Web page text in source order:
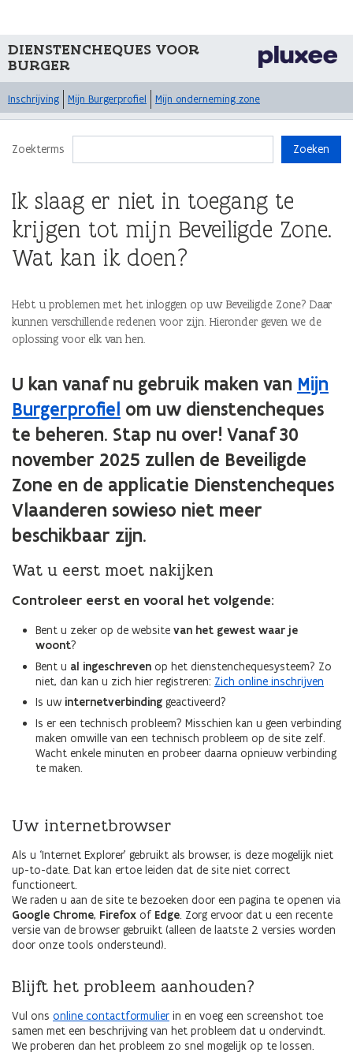
DIENSTENCHEQUES VOOR
BURGER
Inschrijving Mijn Burgerprofiel Mijn onderneming zone
Zoekterms Zoeken
Ik slaag er niet in toegang te
krijgen tot mijn Beveiligde Zone.
Wat kan ik doen?
Hebt u problemen met het inloggen op uw Beveiligde Zone? Daar
kunnen verschillende redenen voor zijn. Hieronder geven we de
oplossing voor elk van hen.
U kan vanaf nu gebruik maken van Mijn
Burgerprofiel om uw dienstencheques
te beheren. Stap nu over! Vanaf 30
november 2025 zullen de Beveiligde
Zone en de applicatie Dienstencheques
Vlaanderen sowieso niet meer
beschikbaar zijn.
Wat u eerst moet nakijken
Controleer eerst en vooral het volgende:
Bent u zeker op de website van het gewest waar je
woont?
Bent u al ingeschreven op het dienstenchequesysteem? Zo
niet, dan kan u zich hier registreren: Zich online inschrijven
Is uw internetverbinding geactiveerd?
Is er een technisch probleem? Misschien kan u geen verbinding
maken omwille van een technisch probleem op de site zelf.
Wacht enkele minuten en probeer daarna opnieuw verbinding
te maken.
Uw internetbrowser
Als u ‘Internet Explorer’ gebruikt als browser, is deze mogelijk niet
up-to-date. Dat kan ertoe leiden dat de site niet correct
functioneert.
We raden u aan de site te bezoeken door een pagina te openen via
Google Chrome, Firefox of Edge . Zorg ervoor dat u een recente
versie van de browser gebruikt (alleen de laatste 2 versies worden
door onze tools ondersteund).
Blijft het probleem aanhouden?
Vul ons online contactformulier in en voeg een screenshot toe
samen met een beschrijving van het probleem dat u ondervindt.
We proberen dan het probleem zo snel mogelijk op te lossen.